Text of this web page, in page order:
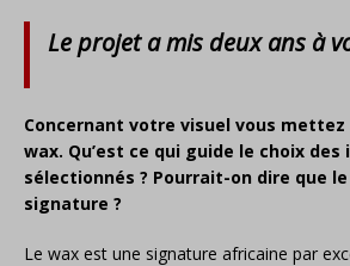
Le projet a mis deux ans à
Concernant votre visuel vous mettez
wax. Qu’est ce qui guide le choix des
sélectionnés ? Pourrait-on dire que
signature ?
Le wax est une signature africaine par